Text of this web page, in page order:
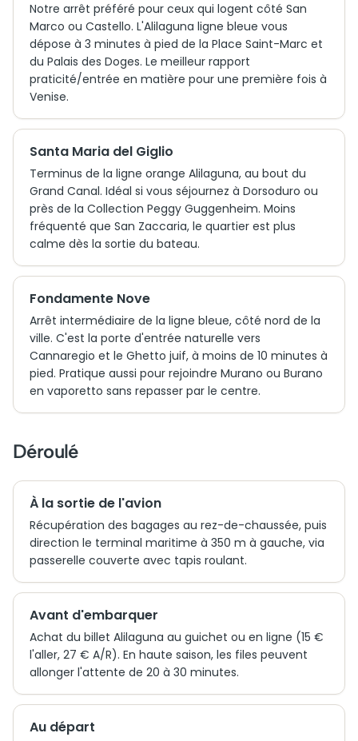
Notre arrêt préféré pour ceux qui logent côté San
Marco ou Castello. L'Alilaguna ligne bleue vous
dépose à 3 minutes à pied de la Place Saint-Marc et
du Palais des Doges. Le meilleur rapport
praticité/entrée en matière pour une première fois à
Venise.
Santa Maria del Giglio
Terminus de la ligne orange Alilaguna, au bout du
Grand Canal. Idéal si vous séjournez à Dorsoduro ou
près de la Collection Peggy Guggenheim. Moins
fréquenté que San Zaccaria, le quartier est plus
calme dès la sortie du bateau.
Fondamente Nove
Arrêt intermédiaire de la ligne bleue, côté nord de la
ville. C'est la porte d'entrée naturelle vers
Cannaregio et le Ghetto juif, à moins de 10 minutes à
pied. Pratique aussi pour rejoindre Murano ou Burano
en vaporetto sans repasser par le centre.
Déroulé
À la sortie de l'avion
Récupération des bagages au rez-de-chaussée, puis
direction le terminal maritime à 350 m à gauche, via
passerelle couverte avec tapis roulant.
Avant d'embarquer
Achat du billet Alilaguna au guichet ou en ligne (15 €
l'aller, 27 € A/R). En haute saison, les files peuvent
allonger l'attente de 20 à 30 minutes.
Au départ